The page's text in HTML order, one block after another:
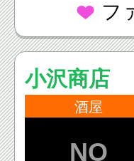
フ
小沢商店
酒屋